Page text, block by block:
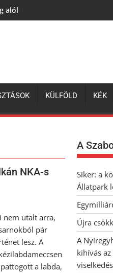
alól
KÜLFÖLD KÉK
NKA-s
nem utalt arra,
pár
lesz. A
a labda,
A
Siker: a
Állatpark
Újra
A
kihívás